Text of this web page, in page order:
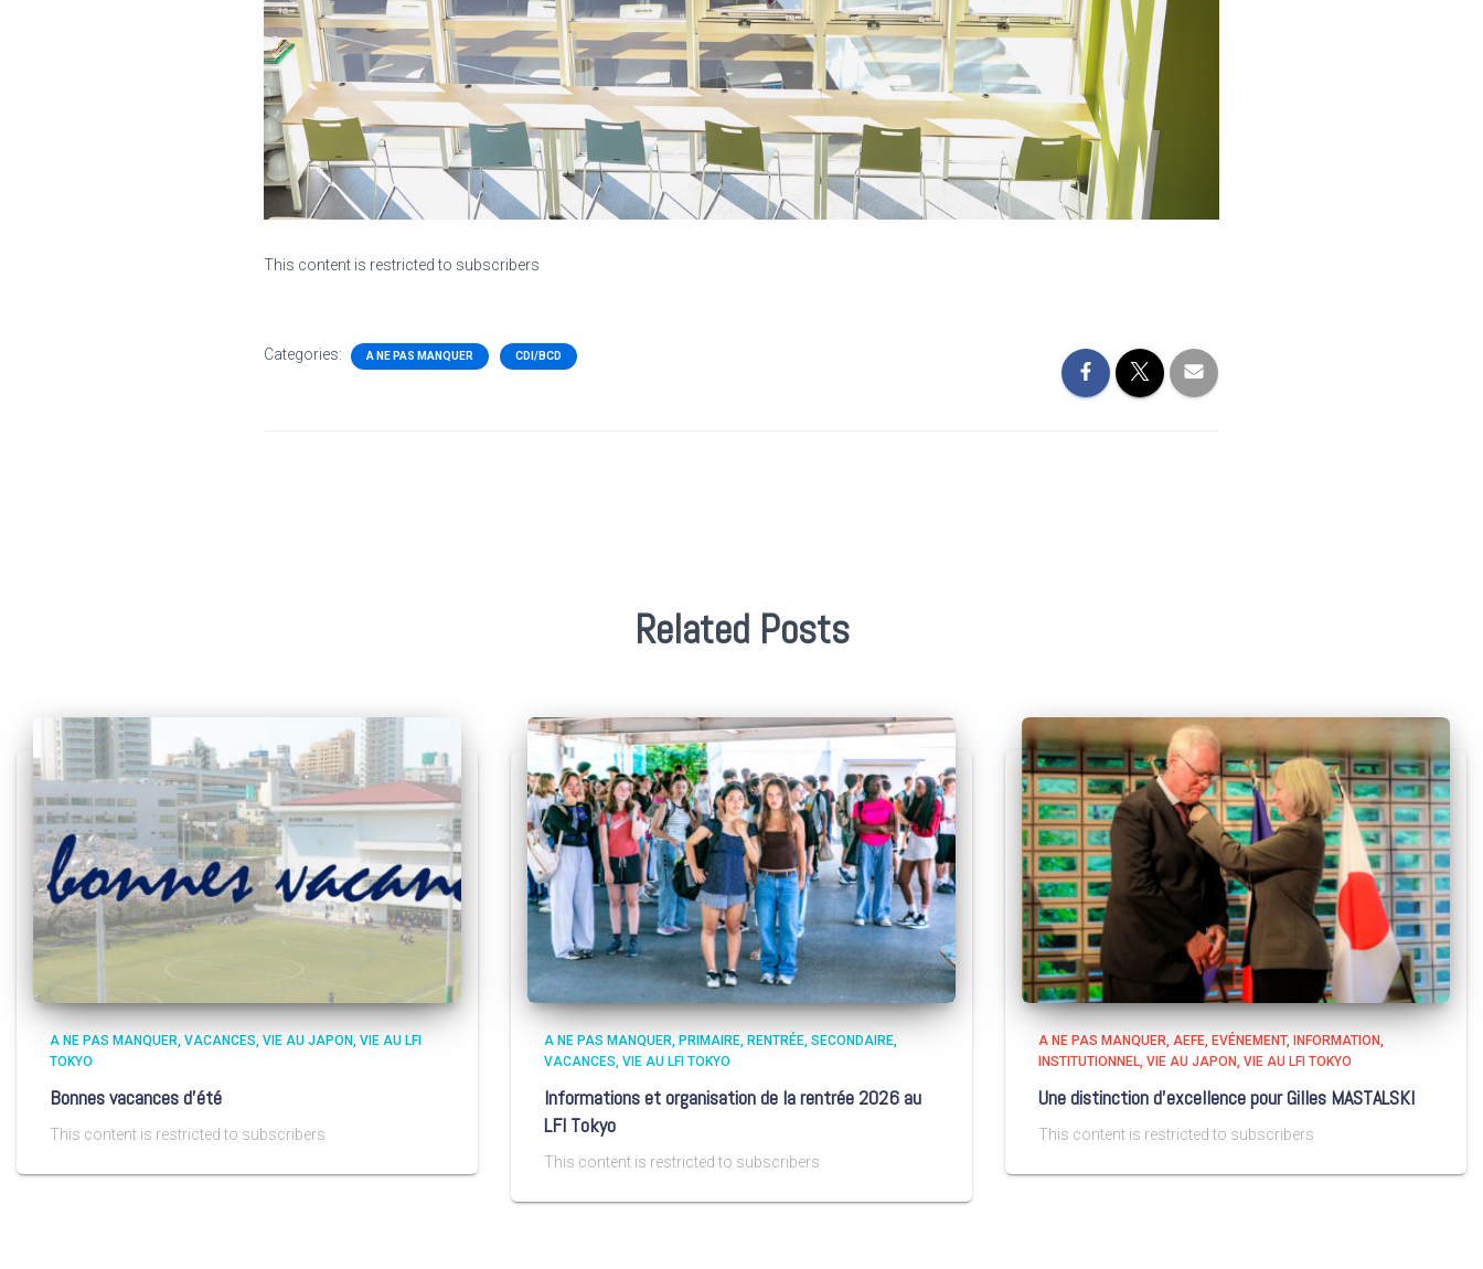
This content is restricted to subscribers
Categories: A NE PAS MANQUER CDI/BCD
Related Posts
A NE PAS MANQUER VACANCES VIE AU JAPON VIE AU LFI
TOKYO
Bonnes vacances d’été
This content is restricted to subscribers
A NE PAS MANQUER PRIMAIRE RENTRÉE SECONDAIRE
VACANCES VIE AU LFI TOKYO
Informations et organisation de la rentrée 2026 au
LFI Tokyo
This content is restricted to subscribers
A NE PAS MANQUER AEFE EVÉNEMENT
INFORMATION
INSTITUTIONNEL VIE AU JAPON VIE AU LFI TOKYO
Une distinction d’excellence pour Gilles MASTALSKI
This content is restricted to subscribers